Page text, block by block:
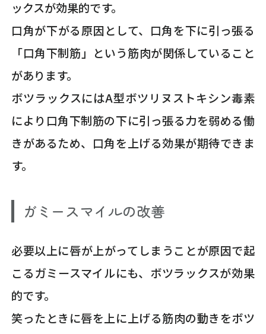
ックスが効果的です。
口角が下がる原因として、口角を下に引っ張る
「口角下制筋」という筋肉が関係していること
があります。
ボツラックスにはA型ボツリヌストキシン毒素
により口角下制筋の下に引っ張る力を弱める働
きがあるため、口角を上げる効果が期待できま
す。
ガミースマイルの改善
必要以上に唇が上がってしまうことが原因で起
こるガミースマイルにも、ボツラックスが効果
的です。
笑ったときに唇を上に上げる筋肉の動きをボツ